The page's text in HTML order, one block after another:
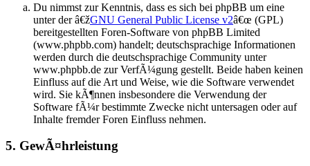
Du nimmst zur Kenntnis, dass es sich bei phpBB um eine
unter der â€žGNU General Public License v2â€œ (GPL)
bereitgestellten Foren-Software von phpBB Limited
(www.phpbb.com) handelt; deutschsprachige Informationen
werden durch die deutschsprachige Community unter
www.phpbb.de zur VerfÃ¼gung gestellt. Beide haben keinen
Einfluss auf die Art und Weise, wie die Software verwendet
wird. Sie kÃ¶nnen insbesondere die Verwendung der
Software fÃ¼r bestimmte Zwecke nicht untersagen oder auf
Inhalte fremder Foren Einfluss nehmen.
5. GewÃ¤hrleistung